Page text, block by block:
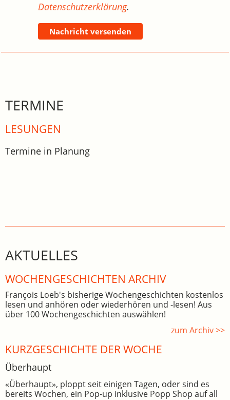
Datenschutzerklärung.
Nachricht versenden
TERMINE
LESUNGEN
Termine in Planung
AKTUELLES
WOCHEN­GE­SCHICHTEN ARCHIV
François Loeb's bisherige Wochengeschichten kostenlos
lesen und anhören oder wiederhören und -lesen! Aus
über 100 Wochengeschichten auswählen!
zum Archiv >>
KURZGESCHICHTE DER WOCHE
Überhaupt
«Überhaupt», ploppt seit einigen Tagen, oder sind es
bereits Wochen, ein Pop-up inklusive Popp Shop auf all